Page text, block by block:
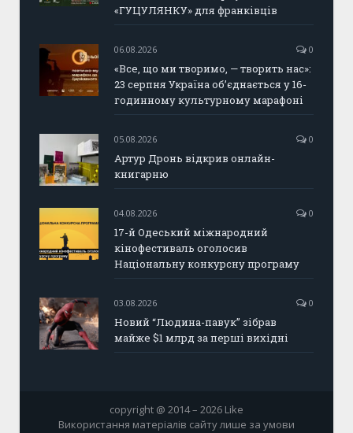
«ГУЦУЛЯНКУ» для франківців
06.08.2026 0
«Все, що ми творимо, — творить нас»:
23 серпня Україна об’єднається у 16-
годинному культурному марафоні
05.08.2026 0
Артур Дронь відкрив онлайн-
книгарню
04.08.2026 0
17-й Одеський міжнародний
кінофестиваль оголосив
Національну конкурсну програму
03.08.2026 0
Новий “Людина-павук” зібрав
майже $1 млрд за перші вихідні
copyright @ 2014 – 2026 Like
Використання матеріалів сайту лише за умови